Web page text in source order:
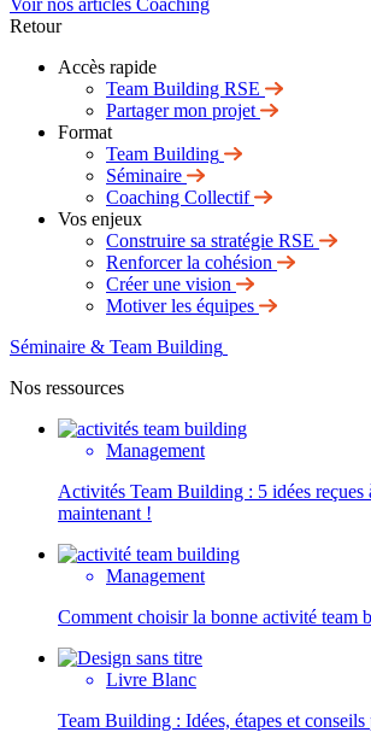
Voir nos articles Coaching
Retour
Accès rapide
Team Building RSE
Partager mon projet
Format
Team Building
Séminaire
Coaching Collectif
Vos enjeux
Construire sa stratégie RSE
Renforcer la cohésion
Créer une vision
Motiver les équipes
Séminaire & Team Building
Nos ressources
Management
Activités Team Building : 5 idées reçues
maintenant !
Management
Comment choisir la bonne activité team
Livre Blanc
Team Building : Idées, étapes et